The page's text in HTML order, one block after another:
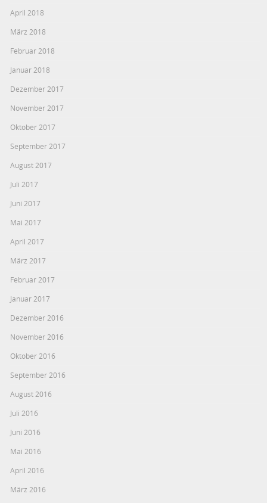
April 2018
März 2018
Februar 2018
Januar 2018
Dezember 2017
November 2017
Oktober 2017
September 2017
August 2017
Juli 2017
Juni 2017
Mai 2017
April 2017
März 2017
Februar 2017
Januar 2017
Dezember 2016
November 2016
Oktober 2016
September 2016
August 2016
Juli 2016
Juni 2016
Mai 2016
April 2016
März 2016